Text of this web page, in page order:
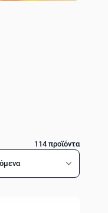
114 προϊόντα